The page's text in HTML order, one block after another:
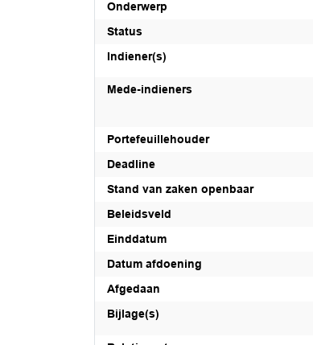
Onderwerp
Status
Indiener(s)
Mede-indieners
Portefeuillehouder
Deadline
Stand van zaken openbaar
Beleidsveld
Einddatum
Datum afdoening
Afgedaan
Bijlage(s)